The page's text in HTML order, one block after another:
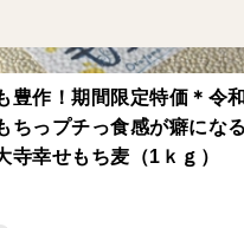
響により白濁した粒以
ますが、完全には取り除
シの発生により、米粒
や品質には影響しません
豊作！期間限定特価＊令
っプチっ食感が癖にな
寺幸せもち麦（1ｋｇ）